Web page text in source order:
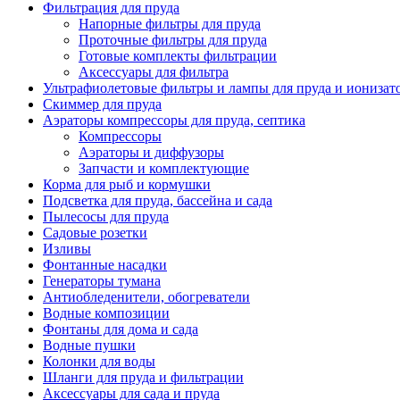
Фильтрация для пруда
Напорные фильтры для пруда
Проточные фильтры для пруда
Готовые комплекты фильтрации
Аксессуары для фильтра
Ультрафиолетовые фильтры и лампы для пруда и
Скиммер для пруда
Аэраторы компрессоры для пруда, септика
Компрессоры
Аэраторы и диффузоры
Запчасти и комплектующие
Корма для рыб и кормушки
Подсветка для пруда, бассейна и сада
Пылесосы для пруда
Садовые розетки
Изливы
Фонтанные насадки
Генераторы тумана
Антиобледенители, обогреватели
Водные композиции
Фонтаны для дома и сада
Водные пушки
Колонки для воды
Шланги для пруда и фильтрации
Аксессуары для сада и пруда